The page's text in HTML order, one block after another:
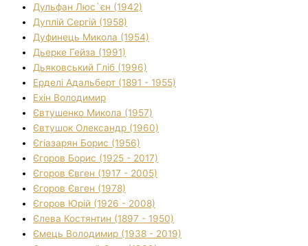
Дульфан Люс`єн (1942)
Дуплій Сергій (1958)
Дуфинець Микола (1954)
Дьерке Гейза (1991)
Дьяковський Гліб (1996)
Ерделі Адальберт (1891 - 1955)
Ехін Володимир
Євтушенко Микола (1957)
Євтушок Олександр (1960)
Єгіазарян Борис (1956)
Єгоров Борис (1925 - 2017)
Єгоров Євген (1917 - 2005)
Єгоров Євген (1978)
Єгоров Юрій (1926 - 2008)
Єлева Костянтин (1897 - 1950)
Ємець Володимир (1938 - 2019)